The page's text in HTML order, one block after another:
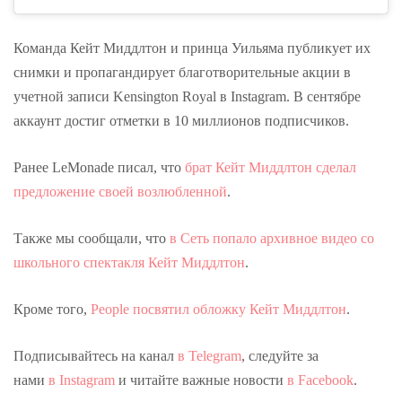
Команда Кейт Миддлтон и принца Уильяма публикует их
снимки и пропагандирует благотворительные акции в
учетной записи Kensington Royal в Instagram. В сентябре
аккаунт достиг отметки в 10 миллионов подписчиков.
Ранее LeMonade писал, что брат Кейт Миддлтон сделал
предложение своей возлюбленной.
Также мы сообщали, что в Сеть попало архивное видео со
школьного спектакля Кейт Миддлтон.
Кроме того, People посвятил обложку Кейт Миддлтон.
Подписывайтесь на канал в Telegram, следуйте за
нами в Instagram и читайте важные новости в Facebook.